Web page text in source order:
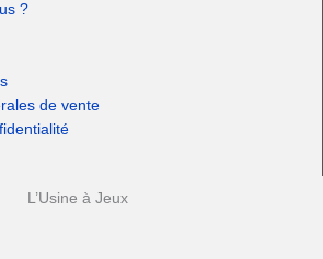
?
de vente
L’Usine à Jeux